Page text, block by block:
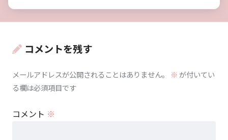
コメントを残す
メールアドレスが公開されることはありません。 ※が付いてい
る欄は必須項目です
コメント ※